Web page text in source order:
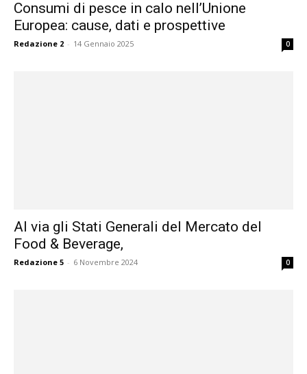
Consumi di pesce in calo nell’Unione
Europea: cause, dati e prospettive
Redazione 2 - 14 Gennaio 2025 0
Al via gli Stati Generali del Mercato del
Food & Beverage,
Redazione 5 - 6 Novembre 2024 0